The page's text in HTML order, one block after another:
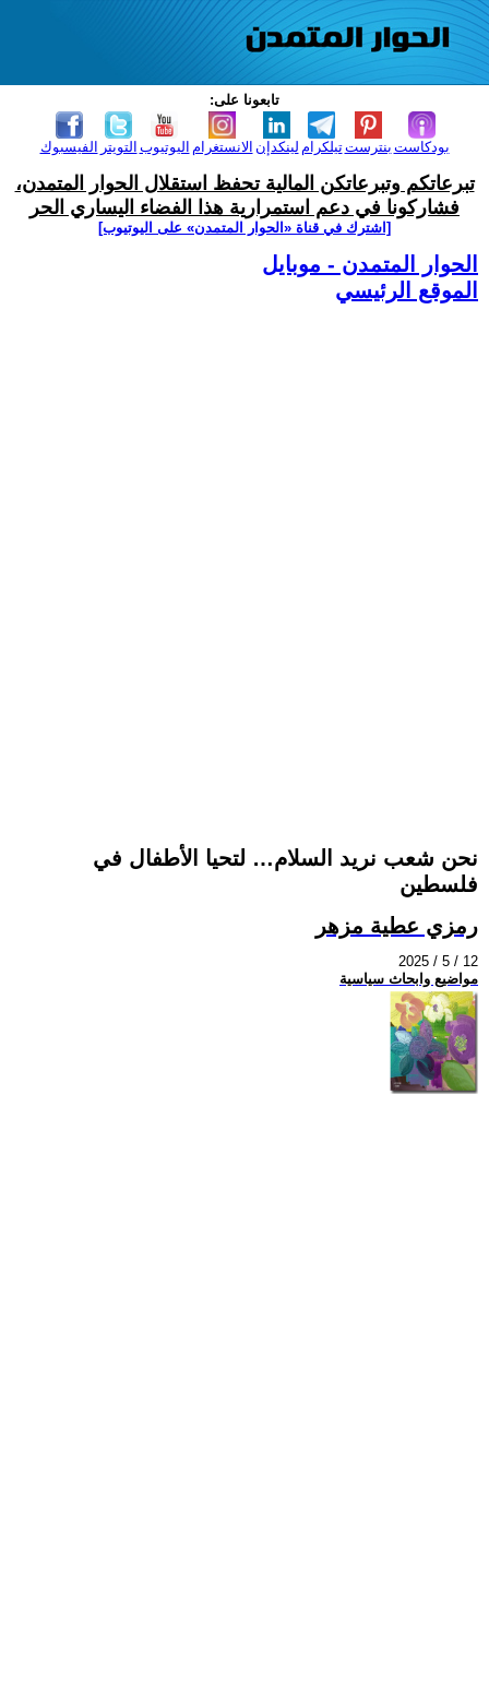
تابعونا على:
الفيسبوك التويتر اليوتيوب الانستغرام لينكدإن تيلكرامبنترست بودكاست
تبرعاتكم وتبرعاتكن المالية تحفظ استقلال الحوار المتمدن،
فشاركونا في دعم استمرارية هذا الفضاء اليساري الحر
[اشترك في قناة ‫«الحوار المتمدن» على اليوتيوب]
الحوار المتمدن - موبايل
الموقع الرئيسي
نحن شعب نريد السلام… لتحيا الأطفال في
فلسطين
رمزي عطية مزهر
2025 / 5 / 12
مواضيع وابحاث سياسية